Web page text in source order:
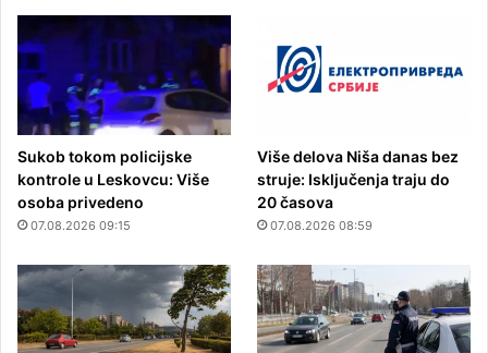
Sukob tokom policijske
kontrole u Leskovcu: Više
osoba privedeno
07.08.2026 09:15
Više delova Niša danas bez
struje: Isključenja traju do
20 časova
07.08.2026 08:59